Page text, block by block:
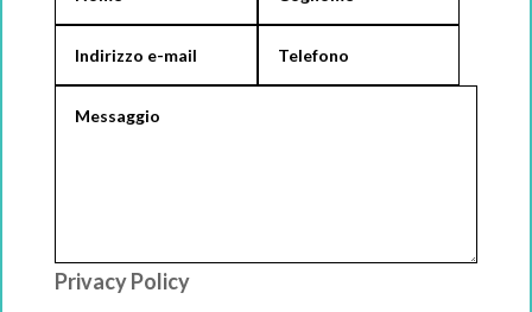
Privacy Policy